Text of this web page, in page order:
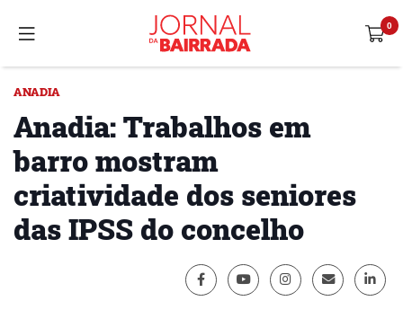
ANADIA
Anadia: Trabalhos em
barro mostram
criatividade dos seniores
das IPSS do concelho